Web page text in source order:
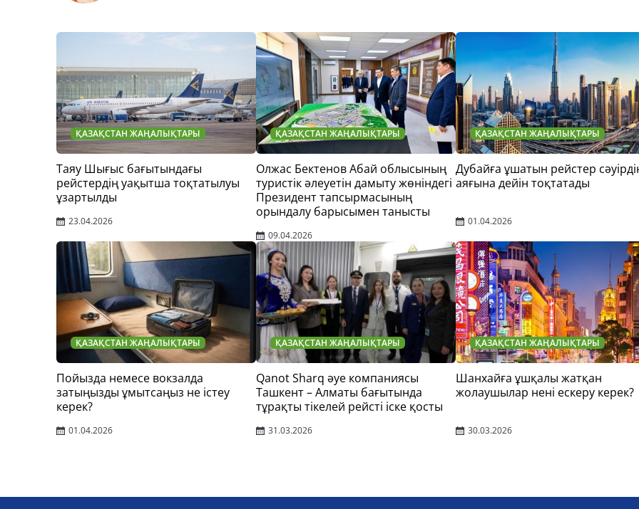
ҚАЗАҚСТАН ЖАҢАЛЫҚТАРЫ
Таяу Шығыс бағытындағы
рейстердің уақытша тоқтатылуы
ұзартылды
23.04.2026
ҚАЗАҚСТАН ЖАҢАЛЫҚТАРЫ
Олжас Бектенов Абай облысының
туристік әлеуетін дамыту жөніндегі
Президент тапсырмасының
орындалу барысымен танысты
09.04.2026
ҚАЗАҚСТАН ЖАҢАЛЫҚТАРЫ
Дубайға ұшатын рейстер
аяғына дейін тоқтатады
01.04.2026
ҚАЗАҚСТАН ЖАҢАЛЫҚТАРЫ
Пойызда немесе вокзалда
затыңызды ұмытсаңыз не істеу
керек?
01.04.2026
ҚАЗАҚСТАН ЖАҢАЛЫҚТАРЫ
Qanot Sharq әуе компаниясы
Ташкент – Алматы бағытында
тұрақты тікелей рейсті іске қосты
31.03.2026
ҚАЗАҚСТАН ЖАҢАЛЫҚТАРЫ
Шанхайға ұшқалы жатқан
жолаушылар нені ескеру керек?
30.03.2026